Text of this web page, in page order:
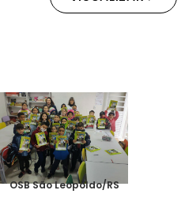
OSB São Leopoldo/RS